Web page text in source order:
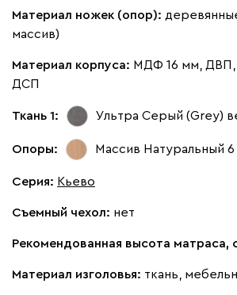
Кларинс
130 690
Винтер
Материал ножек (опор):
массив)
Материал корпуса: МДФ 16 мм, ДВП,
ДСП
Ткань 1: Ультра Серый (Grey)
Опоры: Массив Натуральный 6
Серия: Кьево
Съемный чехол: нет
Рекомендованная высота матраса,
Материал изголовья: ткань,